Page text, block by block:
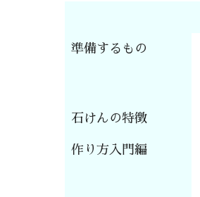
準備するもの
石けんの特徴
作り方入門編